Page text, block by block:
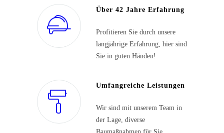
Über 42 Jahre Erfahrung
Profitieren Sie durch unsere
langjährige Erfahrung, hier sind
Sie in guten Händen!
Umfangreiche Leistungen
Wir sind mit unserem Team in
der Lage, diverse